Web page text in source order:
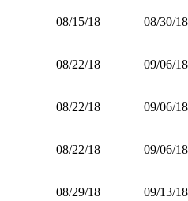
08/15/18 08/30/18
08/22/18 09/06/18
08/22/18 09/06/18
08/22/18 09/06/18
08/29/18 09/13/18